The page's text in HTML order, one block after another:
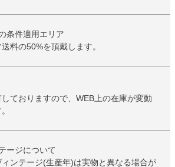
条件適用エリア
料の50%を頂戴します。
ておりますので、WEB上の在庫が変動
ージについて
ンテージ(生産年)は実物と異なる場合が